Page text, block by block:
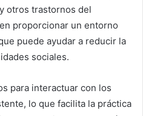
otros trastornos del
proporcionar un entorno
puede ayudar a reducir la
sociales.
para interactuar con los
lo que facilita la práctica